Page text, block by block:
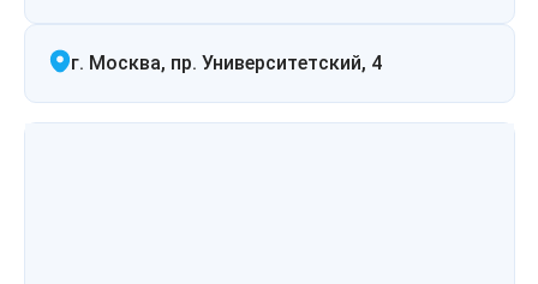
г. Москва, пр. Университетский, 4